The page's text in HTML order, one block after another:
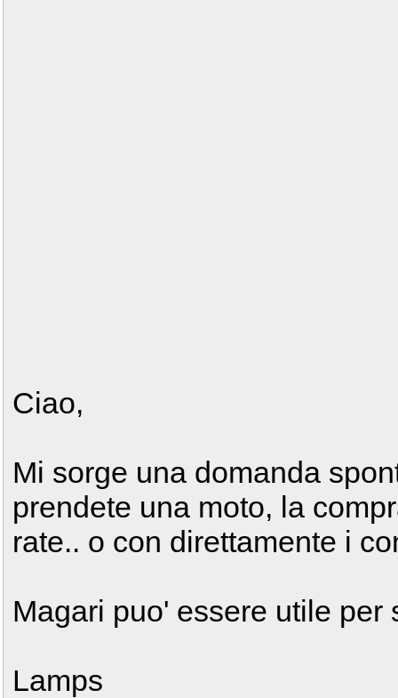
Ciao,
Mi sorge una domanda
prendete una moto, la
rate.. o con direttamente i
Magari puo' essere utile per
Lamps